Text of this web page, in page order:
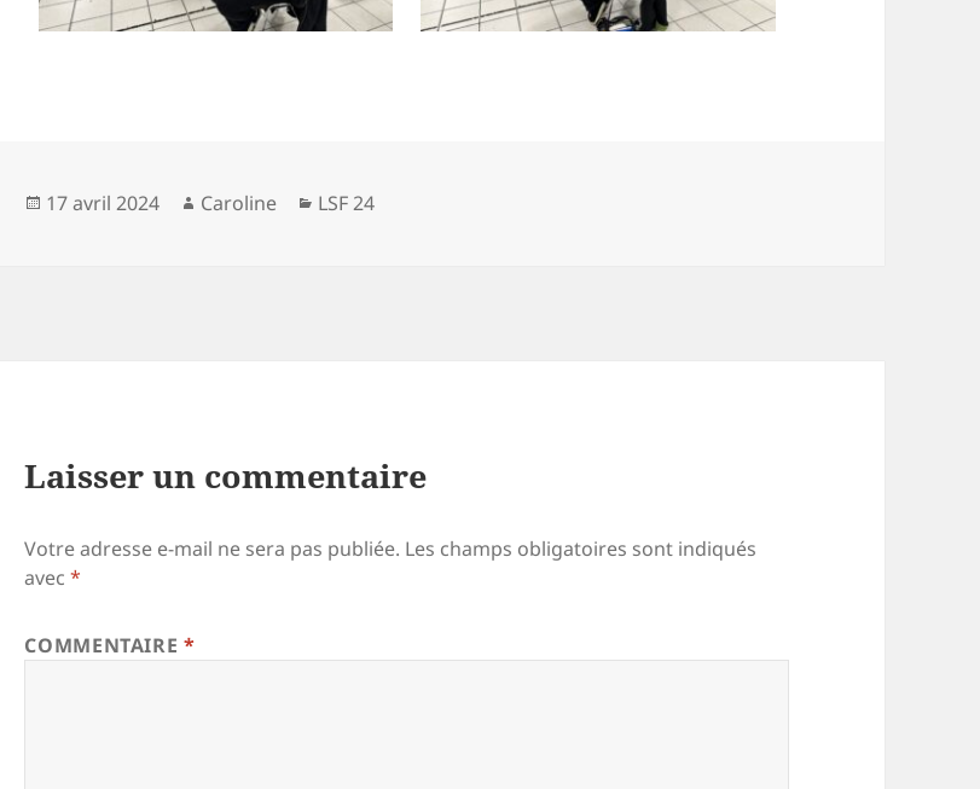
Publié
17 avril 2024 Auteur
Caroline Catégories
LSF 24
Laisser un commentaire
Votre adresse e-mail ne sera pas publiée. Les champs obligatoires sont indiqués
avec*
COMMENTAIRE*